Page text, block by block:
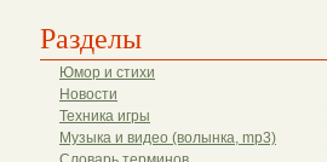
Разделы
Юмор и стихи
Новости
Техника игры
Музыка и видео (волынка, mp3)